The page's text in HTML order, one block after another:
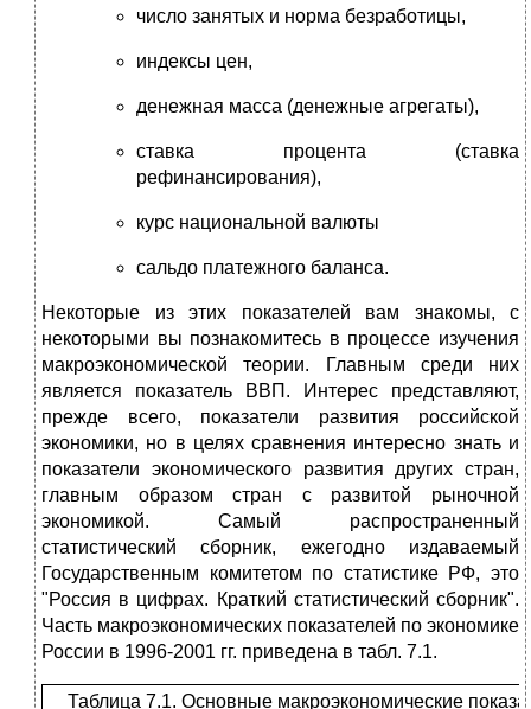
число занятых и норма безработицы,
индексы цен,
денежная масса (денежные агрегаты),
ставка процента (ставка
рефинансирования),
курс национальной валюты
сальдо платежного баланса.
Некоторые из этих показателей вам знакомы, с
некоторыми вы познакомитесь в процессе изучения
макроэкономической теории. Главным среди них
является показатель ВВП. Интерес представляют,
прежде всего, показатели развития российской
экономики, но в целях сравнения интересно знать и
показатели экономического развития других стран,
главным образом стран с развитой рыночной
экономикой. Самый распространенный
статистический сборник, ежегодно издаваемый
Государственным комитетом по статистике РФ, это
"Россия в цифрах. Краткий статистический сборник".
Часть макроэкономических показателей по экономике
России в 1996-2001 гг. приведена в табл. 7.1.
Таблица 7.1. Основные макроэкономические